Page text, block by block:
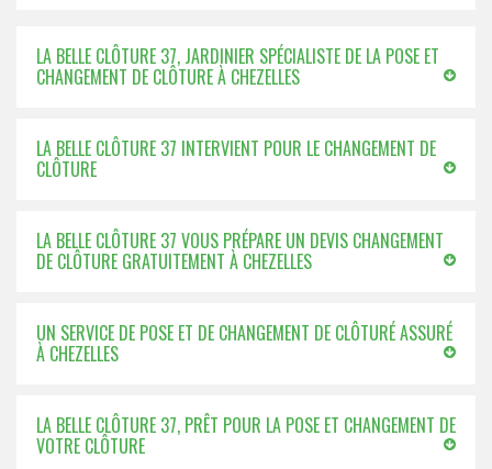
LA BELLE CLÔTURE 37, JARDINIER SPÉCIALISTE DE LA POSE ET
CHANGEMENT DE CLÔTURE À CHEZELLES
LA BELLE CLÔTURE 37 INTERVIENT POUR LE CHANGEMENT DE
CLÔTURE
LA BELLE CLÔTURE 37 VOUS PRÉPARE UN DEVIS CHANGEMENT
DE CLÔTURE GRATUITEMENT À CHEZELLES
UN SERVICE DE POSE ET DE CHANGEMENT DE CLÔTURÉ ASSURÉ
À CHEZELLES
LA BELLE CLÔTURE 37, PRÊT POUR LA POSE ET CHANGEMENT DE
VOTRE CLÔTURE